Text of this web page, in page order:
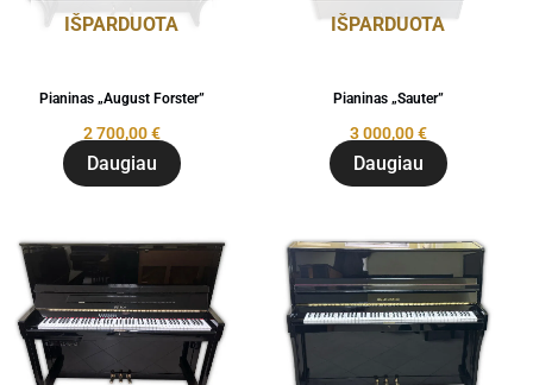
IŠPARDUOTA
Pianinas „August Forster”
2 700,00€
Daugiau
IŠPARDUOTA
Pianinas „Sauter”
3 000,00€
Daugiau